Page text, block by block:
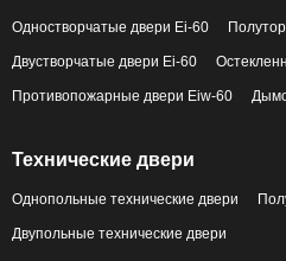
Одностворчатые двери Ei-60
Двустворчатые двери Ei-60
Противопожарные двери Eiw-60
Технические двери
Однопольные технические двери
Двупольные технические двери